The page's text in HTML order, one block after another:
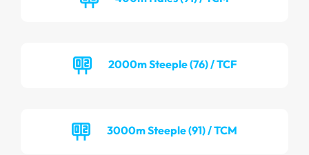
2000m Steeple (76) / TCF
3000m Steeple (91) / TCM